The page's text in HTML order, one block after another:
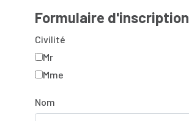
Formulaire d'inscription
Civilité
Mr
Mme
Nom